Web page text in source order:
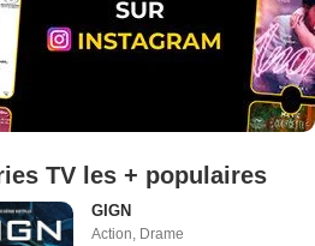
TV les + populaires
GIGN
Action, Drame